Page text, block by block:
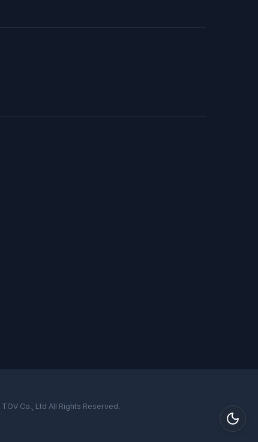
TOV Co., Ltd All Rights Reserved.